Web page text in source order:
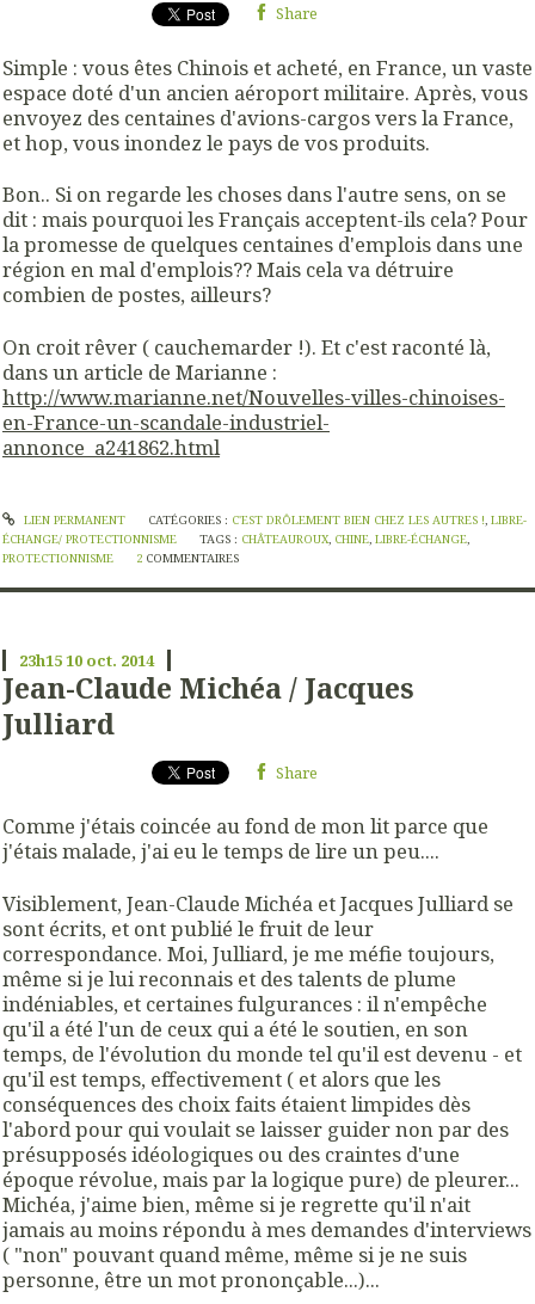
Share
Simple : vous êtes Chinois et acheté, en France, un vaste
espace doté d'un ancien aéroport militaire. Après, vous
envoyez des centaines d'avions-cargos vers la France,
et hop, vous inondez le pays de vos produits.
Bon.. Si on regarde les choses dans l'autre sens, on se
dit : mais pourquoi les Français acceptent-ils cela? Pour
la promesse de quelques centaines d'emplois dans une
région en mal d'emplois?? Mais cela va détruire
combien de postes, ailleurs?
On croit rêver ( cauchemarder !). Et c'est raconté là,
dans un article de Marianne :
http://www.marianne.net/Nouvelles-villes-chinoises-
en-France-un-scandale-industriel-
annonce_a241862.html
LIEN PERMANENT CATÉGORIES : C'EST DRÔLEMENT BIEN CHEZ LES AUTRES !, LIBRE-
ÉCHANGE/ PROTECTIONNISME
TAGS : CHÂTEAUROUX, CHINE,LIBRE-ÉCHANGE,
PROTECTIONNISME
2 COMMENTAIRES
23h1510 oct. 2014
Jean-Claude Michéa / Jacques
Julliard
Share
Comme j'étais coincée au fond de mon lit parce que
j'étais malade, j'ai eu le temps de lire un peu....
Visiblement, Jean-Claude Michéa et Jacques Julliard se
sont écrits, et ont publié le fruit de leur
correspondance. Moi, Julliard, je me méfie toujours,
même si je lui reconnais et des talents de plume
indéniables, et certaines fulgurances : il n'empêche
qu'il a été l'un de ceux qui a été le soutien, en son
temps, de l'évolution du monde tel qu'il est devenu - et
qu'il est temps, effectivement ( et alors que les
conséquences des choix faits étaient limpides dès
l'abord pour qui voulait se laisser guider non par des
présupposés idéologiques ou des craintes d'une
époque révolue, mais par la logique pure) de pleurer...
Michéa, j'aime bien, même si je regrette qu'il n'ait
jamais au moins répondu à mes demandes d'interviews
( "non" pouvant quand même, même si je ne suis
personne, être un mot prononçable...)...